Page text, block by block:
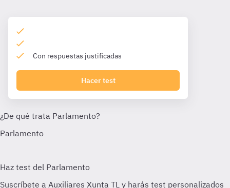
Con respuestas justificadas
Hacer test